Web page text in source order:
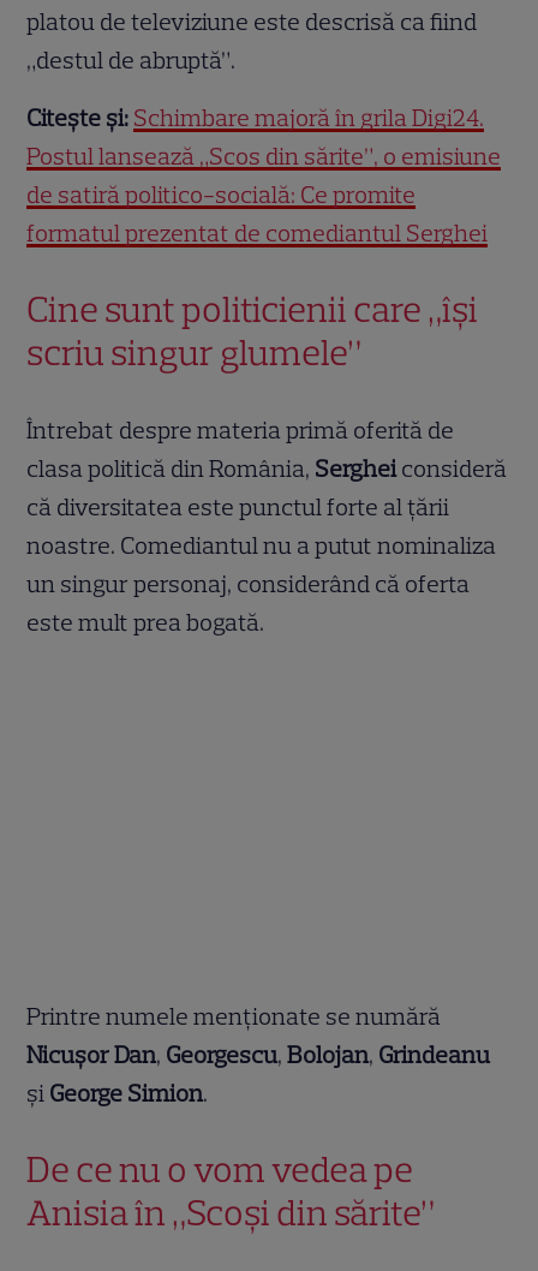
platou de televiziune este descrisă ca fiind
„destul de abruptă”.
Citește și: Schimbare majoră în grila Digi24.
Postul lansează „Scos din sărite”, o emisiune
de satiră politico-socială: Ce promite
formatul prezentat de comediantul Serghei
Cine sunt politicienii care „își
scriu singur glumele”
Întrebat despre materia primă oferită de
clasa politică din România, Sergheiconsideră
că diversitatea este punctul forte al țării
noastre. Comediantul nu a putut nominaliza
un singur personaj, considerând că oferta
este mult prea bogată.
Printre numele menționate se numără
Nicușor Dan, Georgescu,Bolojan, Grindeanu
și George Simion.
De ce nu o vom vedea pe
Anisia în „Scoși din sărite”